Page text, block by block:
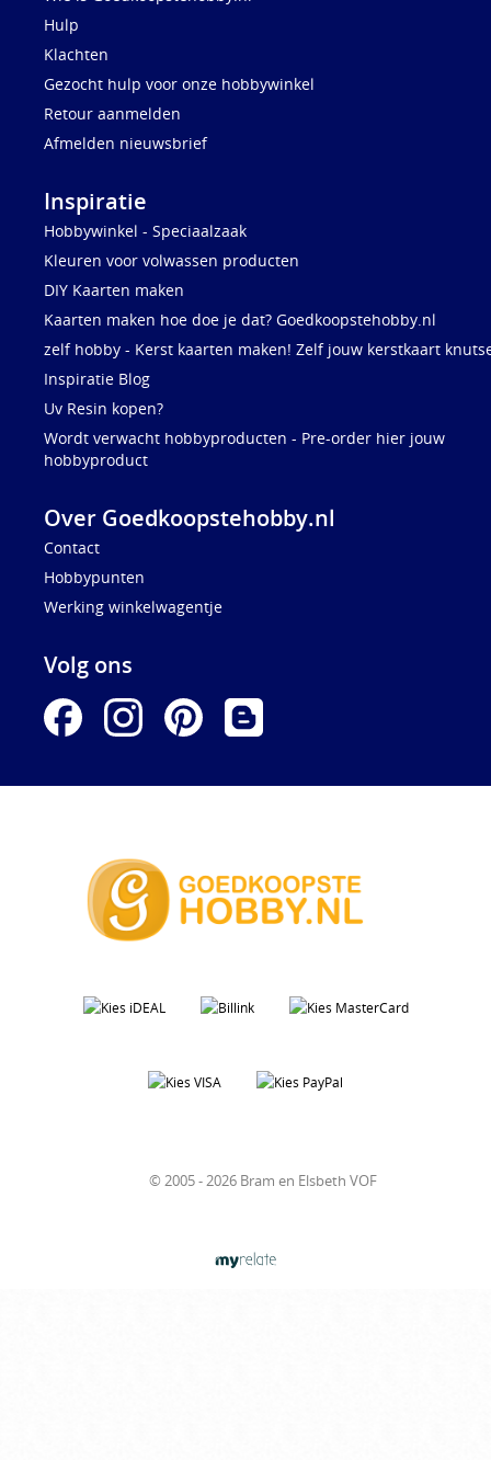
Hulp
Klachten
Gezocht hulp voor onze hobbywinkel
Retour aanmelden
Afmelden nieuwsbrief
Inspiratie
Hobbywinkel - Speciaalzaak
Kleuren voor volwassen producten
DIY Kaarten maken
Kaarten maken hoe doe je dat? Goedkoopstehobby.nl
zelf hobby - Kerst kaarten maken! Zelf jouw kerstkaart
Inspiratie Blog
Uv Resin kopen?
Wordt verwacht hobbyproducten - Pre-order hier jouw
hobbyproduct
Over Goedkoopstehobby.nl
Contact
Hobbypunten
Werking winkelwagentje
Volg ons
© 2005 - 2026 Bram en Elsbeth VOF